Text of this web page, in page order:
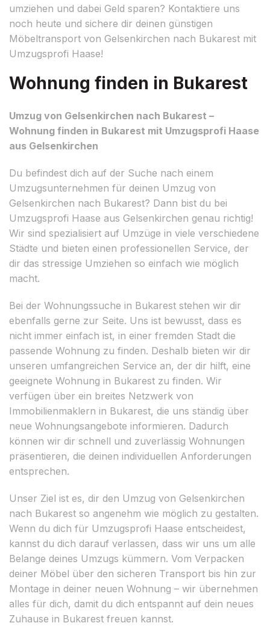
umziehen und dabei Geld sparen? Kontaktiere uns
noch heute und sichere dir deinen günstigen
Möbeltransport von Gelsenkirchen nach Bukarest mit
Umzugsprofi Haase!
Wohnung finden in Bukarest
Umzug von Gelsenkirchen nach Bukarest –
Wohnung finden in Bukarest mit Umzugsprofi Haase
aus Gelsenkirchen
Du befindest dich auf der Suche nach einem
Umzugsunternehmen für deinen Umzug von
Gelsenkirchen nach Bukarest? Dann bist du bei
Umzugsprofi Haase aus Gelsenkirchen genau richtig!
Wir sind spezialisiert auf Umzüge in viele verschiedene
Städte und bieten einen professionellen Service, der
dir das stressige Umziehen so einfach wie möglich
macht.
Bei der Wohnungssuche in Bukarest stehen wir dir
ebenfalls gerne zur Seite. Uns ist bewusst, dass es
nicht immer einfach ist, in einer fremden Stadt die
passende Wohnung zu finden. Deshalb bieten wir dir
unseren umfangreichen Service an, der dir hilft, eine
geeignete Wohnung in Bukarest zu finden. Wir
verfügen über ein breites Netzwerk von
Immobilienmaklern in Bukarest, die uns ständig über
neue Wohnungsangebote informieren. Dadurch
können wir dir schnell und zuverlässig Wohnungen
präsentieren, die deinen individuellen Anforderungen
entsprechen.
Unser Ziel ist es, dir den Umzug von Gelsenkirchen
nach Bukarest so angenehm wie möglich zu gestalten.
Wenn du dich für Umzugsprofi Haase entscheidest,
kannst du dich darauf verlassen, dass wir uns um alle
Belange deines Umzugs kümmern. Vom Verpacken
deiner Möbel über den sicheren Transport bis hin zur
Montage in deiner neuen Wohnung – wir übernehmen
alles für dich, damit du dich entspannt auf dein neues
Zuhause in Bukarest freuen kannst.